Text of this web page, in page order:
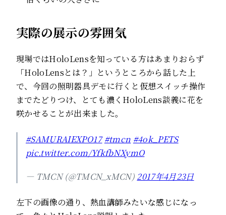
実際の展示の雰囲気
現場ではHoloLensを知っている方はあまりおらず
「HoloLensとは？」というところから話した上
で、今回の照明器具デモに行くと仮想スイッチ操作
までたどりつけ、とても濃くHoloLens談義に花を
咲かせることが出来ました。
#SAMURAIEXPO17 #tmcn #4ok_PETS
pic.twitter.com/YfkfbNXymO
— TMCN (@TMCN_xMCN) 2017年4月23日
左下の画像の通り、熱血講師みたいな感じになっ